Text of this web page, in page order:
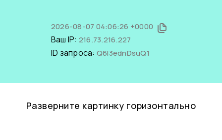
2026-08-07 04:06:26 +0000
Ваш IP: 216.73.216.227
ID запроса: Q6I3ednDsuQ1
Разверните картинку горизонтально